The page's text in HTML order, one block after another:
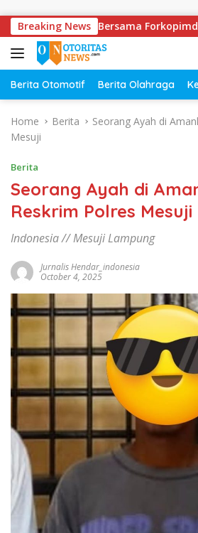
Breaking News
Lampung Bersama Forkopimda dan
Berita Otomotif Berita Olahraga
Home Berita
Seorang Ayah di
Mesuji
Berita
Seorang Ayah di
Reskrim Polres Mesuji
Indonesia // Mesuji Lampung
Jurnalis Hendar_indonesia
October 4, 2025